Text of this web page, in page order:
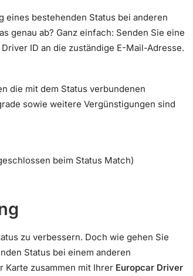
eines bestehenden Status bei anderen
genau ab? Ganz einfach: Senden Sie eine
ID an die zuständige E-Mail-Adresse.
die mit dem Status verbundenen
sowie weitere Vergünstigungen sind
beim Status Match)
zu verbessern. Doch wie gehen Sie
Status bei einem anderen
Karte zusammen mit Ihrer Europcar Driver